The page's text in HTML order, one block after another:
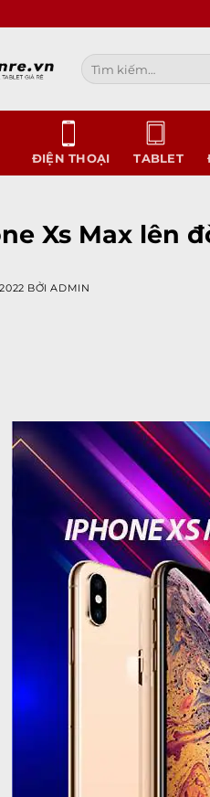
Tìm
kiếm:
ĐIỆN THOẠI TABLET
Xs Max lên
BỞIADMIN